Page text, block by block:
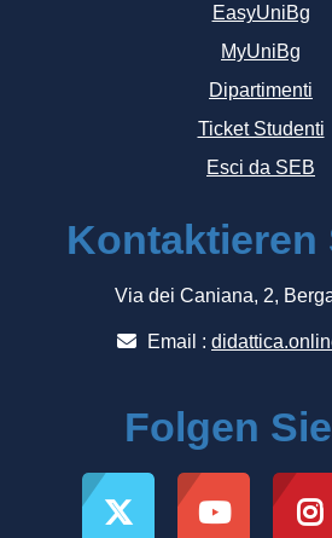
EasyUniBg
MyUniBg
Dipartimenti
Ticket Studenti
Esci da SEB
Kontaktieren
Via dei Caniana, 2,
Email :
Folgen